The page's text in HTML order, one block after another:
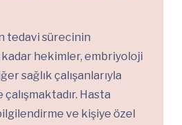
tedavi sürecinin
kadar hekimler, embriyoloji
sağlık çalışanlarıyla
Hasta
ve kişiye özel